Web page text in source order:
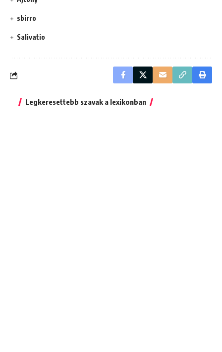
sbirro
Salivatio
Legkeresettebb szavak a lexikonban